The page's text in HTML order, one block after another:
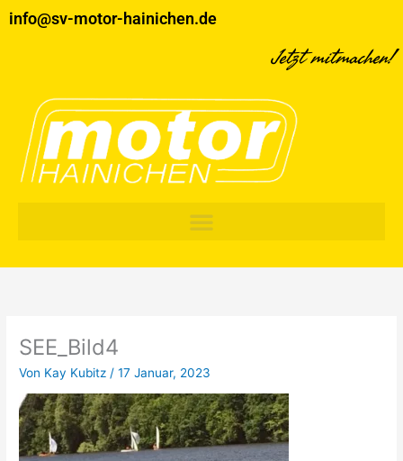
Zum
Inhalt
info@sv-motor-hainichen.de
Jetzt mitmachen!
SEE_Bild4
Von Kay Kubitz /17 Januar, 2023